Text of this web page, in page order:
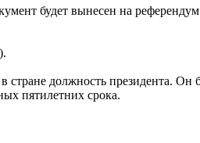
будет вынесен на
в стране должность президента. Он
пятилетних срока.